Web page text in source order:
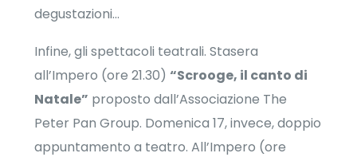
degustazioni…
Infine, gli spettacoli teatrali. Stasera
all’Impero (ore 21.30) “Scrooge, il canto di
Natale” proposto dall’Associazione The
Peter Pan Group. Domenica 17, invece, doppio
appuntamento a teatro. All’Impero (ore